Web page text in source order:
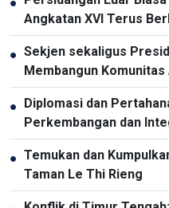
Angkatan XVI Terus
● Sekjen sekaligus
Membangun Komunitas
Tangguh
● Diplomasi dan
Perkembangan dan
● Temukan dan
Taman Le Thi Rieng